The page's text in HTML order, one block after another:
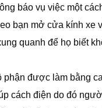
báo vụ việc một
bạn mở cửa kính xe
quanh để họ biết
phận được làm bằng
cách điện do đó